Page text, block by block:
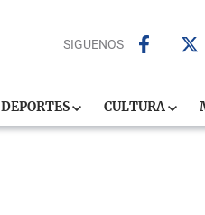
SIGUENOS
DEPORTES CULTURA